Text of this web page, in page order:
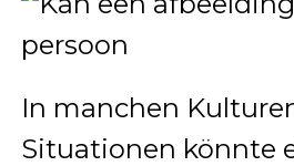
In manchen
Situationen könnte